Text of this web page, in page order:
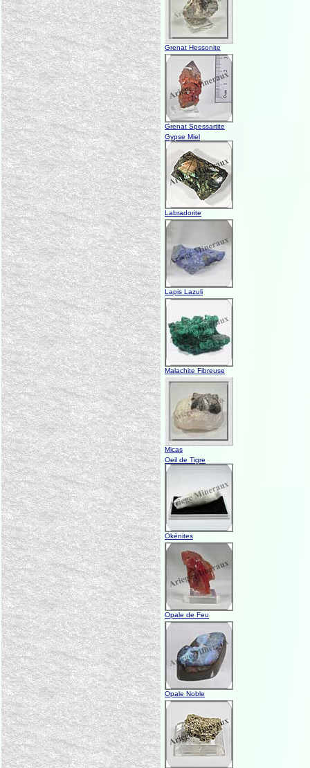
Grenat Hessonite
Grenat Spessartite
Gypse Miel
Labradorite
Lapis Lazuli
Malachite Fibreuse
Micas
Oeil de Tigre
Okénites
Opale de Feu
Opale Noble